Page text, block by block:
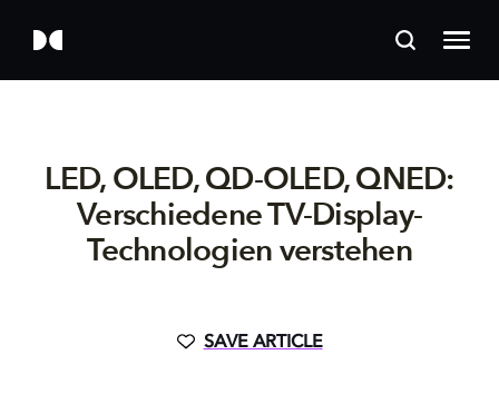
LED, OLED, QD-OLED, QNED:
Verschiedene TV-Display-
Technologien verstehen
SAVE ARTICLE